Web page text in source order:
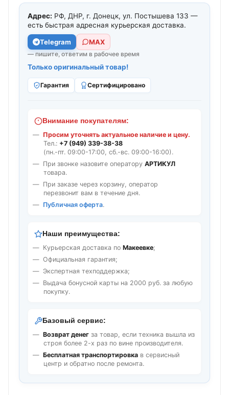
Адрес: РФ, ДНР, г. Донецк, ул. Постышева 133 —
есть быстрая адресная курьерская доставка.
Telegram МАХ
— пишите, ответим в рабочее время
Только оригинальный товар!
Гарантия Сертифицировано
Внимание покупателям:
Просим уточнять актуальное наличие и цену.
Тел.: +7 (949) 339-38-38
(пн.-пт. 09:00-17:00, сб.-вс. 09:00-16:00).
При звонке назовите оператору АРТИКУЛ
товара.
При заказе через корзину, оператор
перезвонит вам в течение дня.
Публичная оферта.
Наши преимущества:
Курьерская доставка по Макеевке;
Официальная гарантия;
Экспертная техподдержка;
Выдача бонусной карты на 2000 руб. за любую
покупку.
Базовый сервис:
Возврат денег за товар, если техника вышла из
строя более 2-х раз по вине производителя.
Бесплатная транспортировка в сервисный
центр и обратно после ремонта.